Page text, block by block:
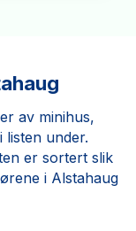
av minihus,
under.
er sortert slik
i Alstahaug